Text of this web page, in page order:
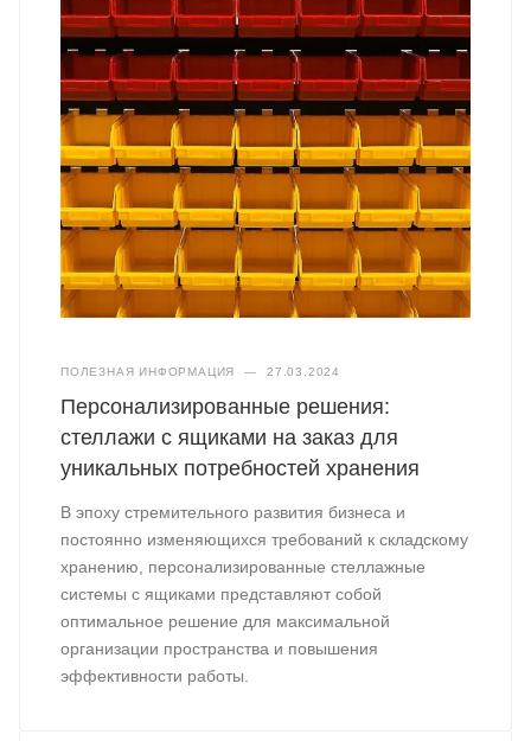
ПОЛЕЗНАЯ ИНФОРМАЦИЯ — 27.03.2024
Персонализированные решения:
стеллажи с ящиками на заказ для
уникальных потребностей хранения
В эпоху стремительного развития бизнеса и
постоянно изменяющихся требований к складскому
хранению, персонализированные стеллажные
системы с ящиками представляют собой
оптимальное решение для максимальной
организации пространства и повышения
эффективности работы.